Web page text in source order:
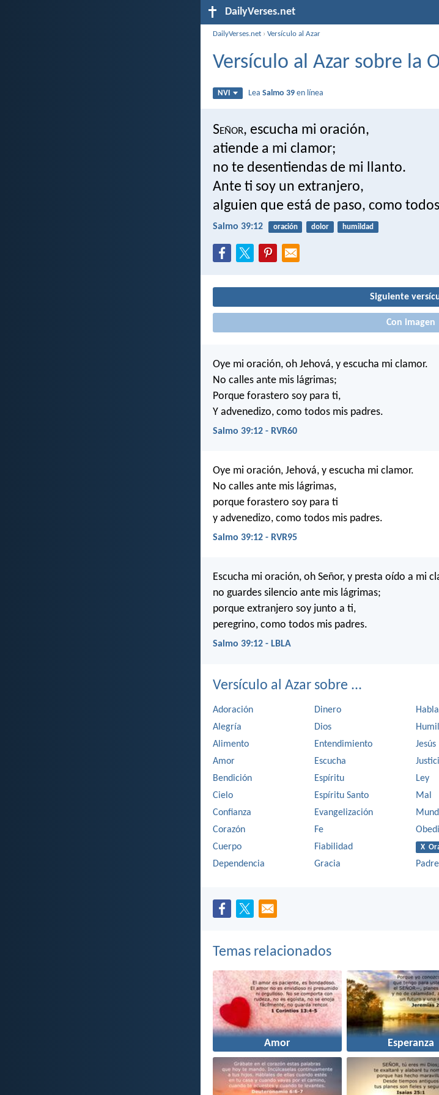
DailyVerses.net
DailyVerses.net ›Versículo al Azar
Versículo al Azar sobre la
NVI LeaSalmo 39 en línea
Señor, escucha mi oración,
atiende a mi clamor;
no te desentiendas de mi llanto.
Ante ti soy un extranjero,
alguien que está de paso, como
Salmo 39:12 oración dolor humildad
Siguiente
Con imagen
Oye mi oración, oh Jehová, y escucha mi clamor.
No calles ante mis lágrimas;
Porque forastero soy para ti,
Y advenedizo, como todos mis padres.
Salmo 39:12 - RVR60
Oye mi oración, Jehová, y escucha mi clamor.
No calles ante mis lágrimas,
porque forastero soy para ti
y advenedizo, como todos mis padres.
Salmo 39:12 - RVR95
Escucha mi oración, oh Señor, y presta oído a mi
no guardes silencio ante mis lágrimas;
porque extranjero soy junto a ti,
peregrino, como todos mis padres.
Salmo 39:12 - LBLA
Versículo al Azar sobre ...
Adoración
Alegría
Alimento
Amor
Bendición
Cielo
Confianza
Corazón
Cuerpo
Dependencia
Dinero
Dios
Entendimiento
Escucha
Espíritu
Espíritu Santo
Evangelización
Fe
Fiabilidad
Gracia
Jesús
Ley
Mal
X
Padre
Temas relacionados
Amor Esperanza